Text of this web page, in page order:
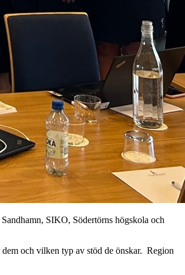
SIKO, Södertörns högskola och
och vilken typ av stöd de önskar. Region